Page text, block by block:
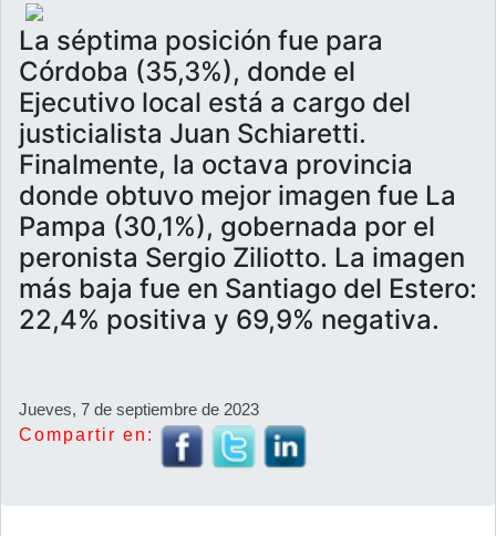
La séptima posición fue para
Córdoba (35,3%), donde el
Ejecutivo local está a cargo del
justicialista Juan Schiaretti.
Finalmente, la octava provincia
donde obtuvo mejor imagen fue La
Pampa (30,1%), gobernada por el
peronista Sergio Ziliotto. La imagen
más baja fue en Santiago del Estero:
22,4% positiva y 69,9% negativa.
Jueves, 7 de septiembre de 2023
Compartir en: